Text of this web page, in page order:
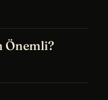
Önemli?